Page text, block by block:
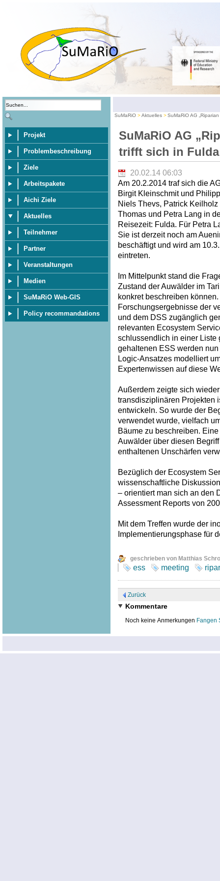
Projekt
Problembeschreibung
Ziele
Arbeitspakete
Aichi Ziele
Aktuelles
Teilnehmer
Partner
Veranstaltungen
Medien
SuMaRiO Web-GIS
Policy recommandations
SuMaRiO Aktuelles SuMaRiO AG
SuMaRiO AG
trifft sich in Fulda
20.02.14 06:03
Am 20.2.2014 traf sich die
Birgit Kleinschmit und
Niels Thevs, Patrick
Thomas und Petra Lang in
Reisezeit: Fulda. Für Petra
Sie ist derzeit noch am
beschäftigt und wird am
eintreten.
Im Mittelpunkt stand die
Zustand der Auwälder im
konkret beschreiben
Forschungsergebnisse der
und dem DSS zugänglich
relevanten Ecosystem
schlussendlich in einer Liste
gehaltenen ESS werden
Logic-Ansatzes modelliert
Expertenwissen auf diese
Außerdem zeigte sich
transdisziplinären Projekten
entwickeln. So wurde der
verwendet wurde, vielfach
Bäume zu beschreiben.
Auwälder über diesen
enthaltenen Unschärfen
Bezüglich der Ecosystem
wissenschaftliche
– orientiert man sich an den
Assessment Reports von
Mit dem Treffen wurde der
Implementierungsphase für
geschrieben von Matthias
ess meeting
Zurück
Kommentare
Noch keine Anmerkungen Fangen